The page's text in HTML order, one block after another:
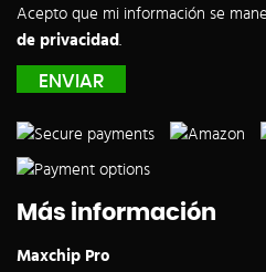
Acepto que mi información se
de privacidad.
Más información
Maxchip Pro